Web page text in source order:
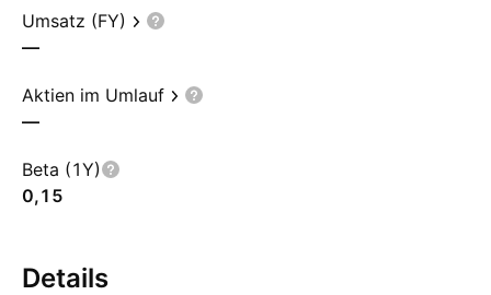
Umsatz (FY)
—
Aktien im Umlauf
—
Beta (1Y)
0,15
Details